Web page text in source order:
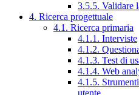
3.5.5. Validare
4. Ricerca progettuale
4.1. Ricerca primaria
4.1.1. Interviste
4.1.2.
4.1.3. Test di
4.1.4. Web
4.1.5.
utente